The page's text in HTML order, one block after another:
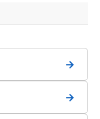
→
→